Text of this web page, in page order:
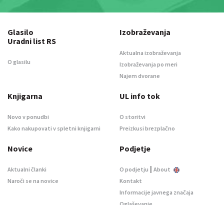
Glasilo
Uradni list RS
O glasilu
Izobraževanja
Aktualna izobraževanja
Izobraževanja po meri
Najem dvorane
Knjigarna
Novo v ponudbi
Kako nakupovati v spletni knjigarni
UL info tok
O storitvi
Preizkusi brezplačno
Novice
Aktualni članki
Naroči se na novice
Podjetje
O podjetju | About
Kontakt
Informacije javnega značaja